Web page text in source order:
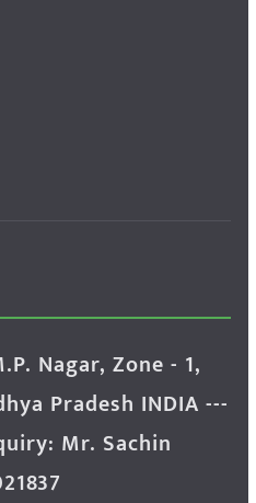
Nagar, Zone - 1,
Pradesh INDIA ---
Mr. Sachin